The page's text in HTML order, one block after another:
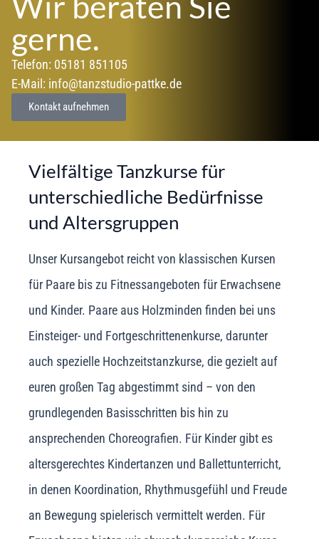
gerne.
Telefon: 05181 851105
E-Mail: info@tanzstudio-pattke.de
Kontakt aufnehmen
Vielfältige Tanzkurse für
unterschiedliche Bedürfnisse
und Altersgruppen
Unser Kursangebot reicht von klassischen Kursen
für Paare bis zu Fitnessangeboten für Erwachsene
und Kinder. Paare aus Holzminden finden bei uns
Einsteiger- und Fortgeschrittenenkurse, darunter
auch spezielle Hochzeitstanzkurse, die gezielt auf
euren großen Tag abgestimmt sind – von den
grundlegenden Basisschritten bis hin zu
ansprechenden Choreografien. Für Kinder gibt es
altersgerechtes Kindertanzen und Ballettunterricht,
in denen Koordination, Rhythmusgefühl und Freude
an Bewegung spielerisch vermittelt werden. Für